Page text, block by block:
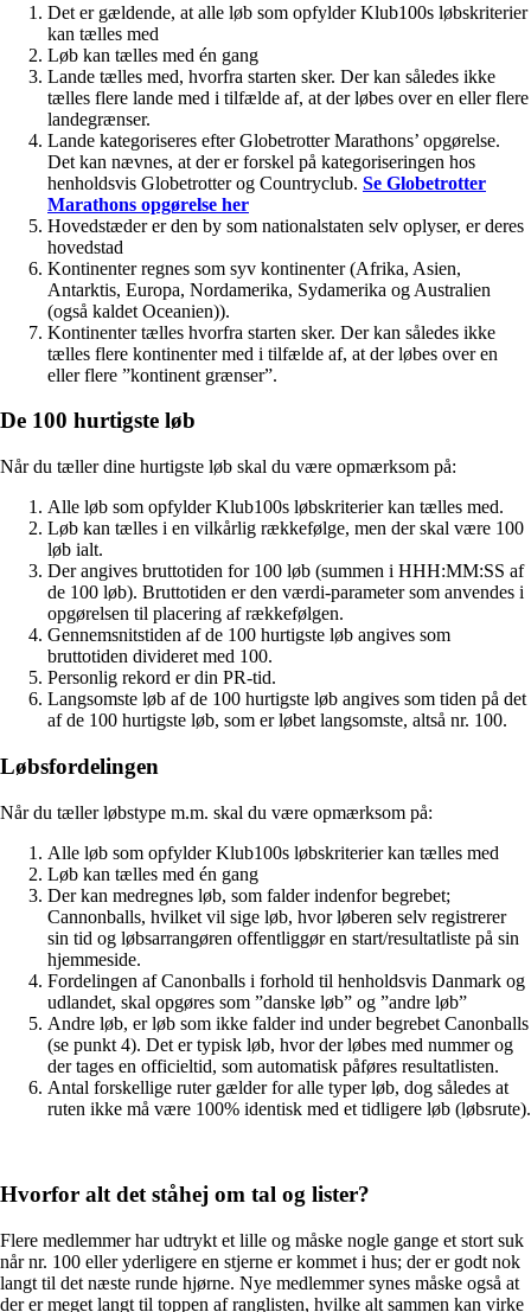
Det er gældende, at alle løb som opfylder Klub100s løbskriterier
kan tælles med
Løb kan tælles med én gang
Lande tælles med, hvorfra starten sker. Der kan således ikke
tælles flere lande med i tilfælde af, at der løbes over en eller flere
landegrænser.
Lande kategoriseres efter Globetrotter Marathons’ opgørelse.
Det kan nævnes, at der er forskel på kategoriseringen hos
henholdsvis Globetrotter og Countryclub. Se Globetrotter
Marathons opgørelse her
Hovedstæder er den by som nationalstaten selv oplyser, er deres
hovedstad
Kontinenter regnes som syv kontinenter (Afrika, Asien,
Antarktis, Europa, Nordamerika, Sydamerika og Australien
(også kaldet Oceanien)).
Kontinenter tælles hvorfra starten sker. Der kan således ikke
tælles flere kontinenter med i tilfælde af, at der løbes over en
eller flere ”kontinent grænser”.
De 100 hurtigste løb
Når du tæller dine hurtigste løb skal du være opmærksom på:
Alle løb som opfylder Klub100s løbskriterier kan tælles med.
Løb kan tælles i en vilkårlig rækkefølge, men der skal være 100
løb ialt.
Der angives bruttotiden for 100 løb (summen i HHH:MM:SS af
de 100 løb). Bruttotiden er den værdi-parameter som anvendes i
opgørelsen til placering af rækkefølgen.
Gennemsnitstiden af de 100 hurtigste løb angives som
bruttotiden divideret med 100.
Personlig rekord er din PR-tid.
Langsomste løb af de 100 hurtigste løb angives som tiden på det
af de 100 hurtigste løb, som er løbet langsomste, altså nr. 100.
Løbsfordelingen
Når du tæller løbstype m.m. skal du være opmærksom på:
Alle løb som opfylder Klub100s løbskriterier kan tælles med
Løb kan tælles med én gang
Der kan medregnes løb, som falder indenfor begrebet;
Cannonballs, hvilket vil sige løb, hvor løberen selv registrerer
sin tid og løbsarrangøren offentliggør en start/resultatliste på sin
hjemmeside.
Fordelingen af Canonballs i forhold til henholdsvis Danmark og
udlandet, skal opgøres som ”danske løb” og ”andre løb”
Andre løb, er løb som ikke falder ind under begrebet Canonballs
(se punkt 4). Det er typisk løb, hvor der løbes med nummer og
der tages en officieltid, som automatisk påføres resultatlisten.
Antal forskellige ruter gælder for alle typer løb, dog således at
ruten ikke må være 100% identisk med et tidligere løb (løbsrute).
Hvorfor alt det ståhej om tal og lister?
Flere medlemmer har udtrykt et lille og måske nogle gange et stort suk
når nr. 100 eller yderligere en stjerne er kommet i hus; der er godt nok
langt til det næste runde hjørne. Nye medlemmer synes måske også at
der er meget langt til toppen af ranglisten, hvilke alt sammen kan virke